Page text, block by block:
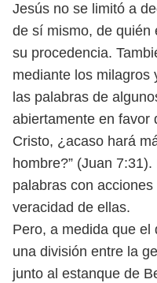
Jesús no se limitó a
de sí mismo, de quién
su procedencia.
mediante los milagros
las palabras de
abiertamente en favor
Cristo, ¿acaso hará
hombre?” (Juan
palabras con
veracidad de ellas.
Pero, a medida que el
una división entre la
junto al estanque de